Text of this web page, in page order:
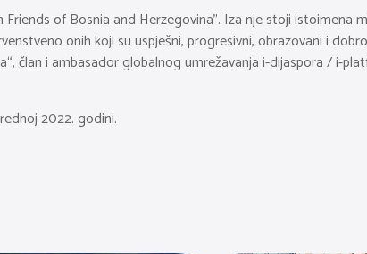
of Bosnia and Herzegovina”. Iza nje stoji istoimena
onih koji su uspješni, progresivni, obrazovani i
član i ambasador globalnog umrežavanja i-dijaspora / i-
2022. godini.